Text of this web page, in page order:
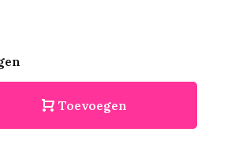
Toevoegen